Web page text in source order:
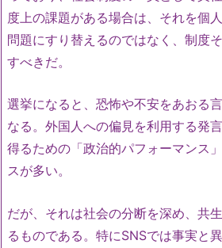
度上の課題がある場合は、それを個
問題にすり替えるのではなく、制度
すべきだ。
選挙になると、恐怖や不安をあおる
なる。外国人への偏見を利用する発
得るための「政治的パフォーマンス
スが多い。
だが、それは社会の分断を深め、共
るものである。特にSNSでは事実と